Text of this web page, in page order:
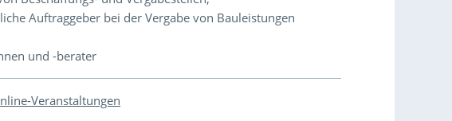
Auftraggeber bei der Vergabe von Bauleistungen
und -berater
Veranstaltungen